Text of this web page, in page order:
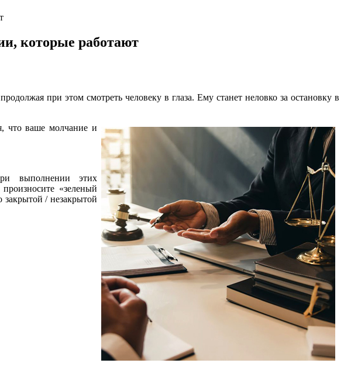
которые работают
при этом смотреть человеку в глаза. Ему станет неловко за остановку в
что ваше молчание и
выполнении этих
«зеленый
/ незакрытой